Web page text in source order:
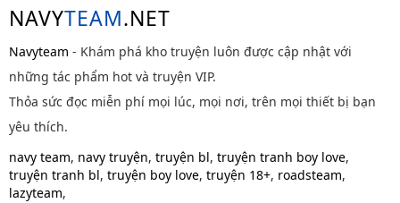
NAVYTEAM.NET
Navyteam - Khám phá kho truyện luôn được cập nhật với
những tác phẩm hot và truyện VIP.
Thỏa sức đọc miễn phí mọi lúc, mọi nơi, trên mọi thiết bị bạn
yêu thích.
navy team, navy truyện, truyện bl, truyện tranh boy love,
truyện tranh bl, truyện boy love, truyện 18+, roadsteam,
lazyteam,